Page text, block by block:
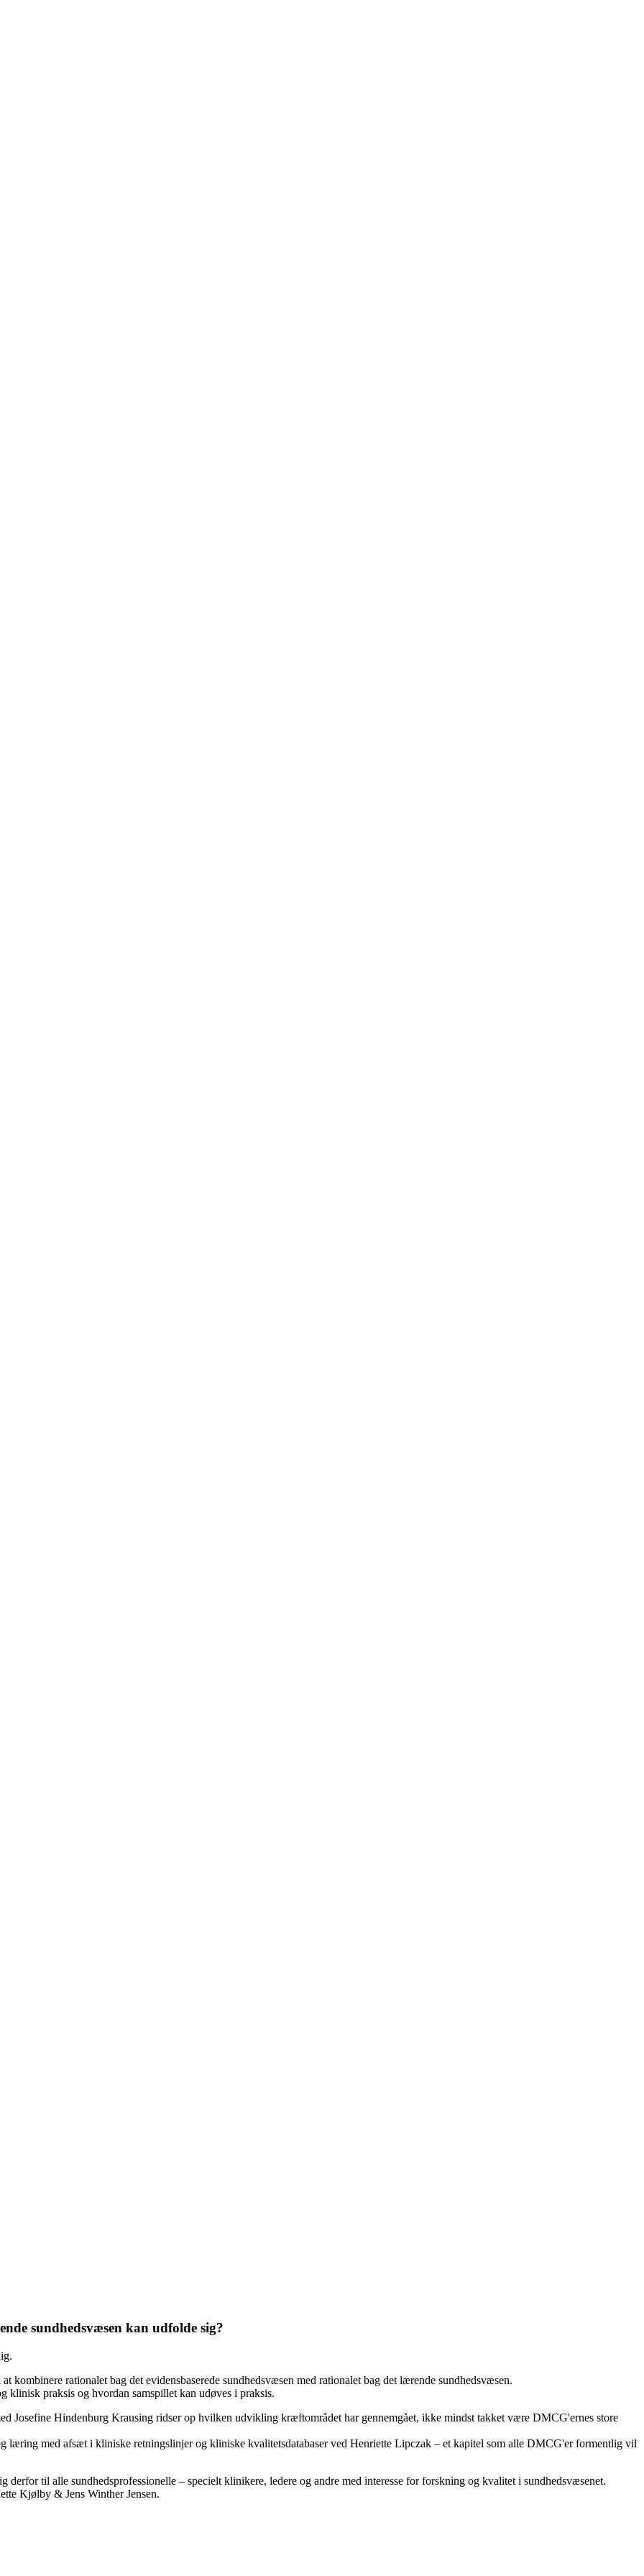
sundhedsvæsen kan udfolde sig?
rationalet bag det evidensbaserede sundhedsvæsen med rationalet bag det lærende sundhedsvæsen.
praksis og hvordan samspillet kan udøves i praksis.
Josefine Hindenburg Krausing ridser op hvilken udvikling kræftområdet har gennemgået, ikke mindst takket være DMCG'ernes store
læring med afsæt i kliniske retningslinjer og kliniske kvalitetsdatabaser ved Henriette Lipczak – et kapitel som alle DMCG'er formentlig vil
til alle sundhedsprofessionelle – specielt klinikere, ledere og andre med interesse for forskning og kvalitet i sundhedsvæsenet.
Kjølby & Jens Winther Jensen.